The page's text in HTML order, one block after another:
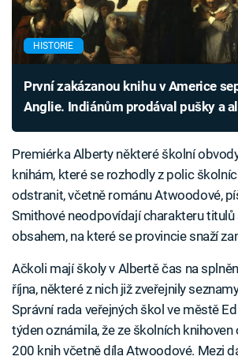
HISTORIE
První zakázanou knihu v Americe
Anglie. Indiánům prodával pušky a
Premiérka Alberty některé školní
knihám, které se rozhodly z polic
odstranit, včetně románu Atwoodové,
Smithové neodpovídají charakteru
obsahem, na které se provincie snaží
Ačkoli mají školy v Albertě čas na
října, některé z nich již zveřejnily
Správní rada veřejných škol ve městě
týden oznámila, že ze školních
200 knih včetně díla Atwoodové. Mezi